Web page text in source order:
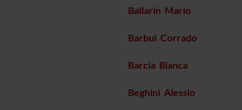
Ballarin Mario
Barbui Corrado
Barcia Bianca
Beghini Alessio